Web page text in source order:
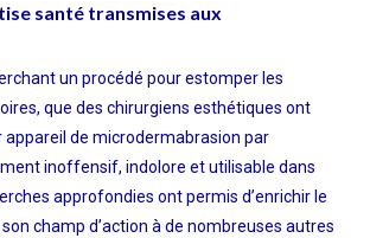
santé transmises aux
un procédé pour estomper les
que des chirurgiens esthétiques ont
appareil de microdermabrasion par
inoffensif, indolore et utilisable dans
approfondies ont permis d’enrichir le
champ d’action à de nombreuses autres